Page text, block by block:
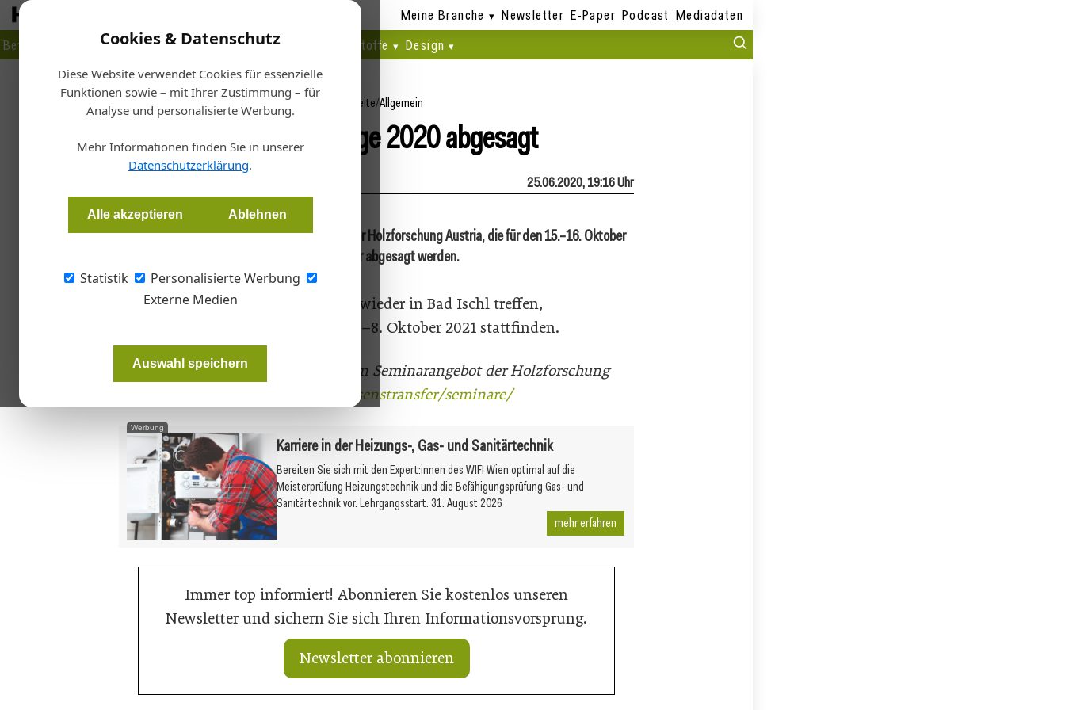
Cookies & Datenschutz
Diese Website verwendet Cookies für essenzielle
Funktionen sowie – mit Ihrer Zustimmung – für
Analyse und personalisierte Werbung.
Mehr Informationen finden Sie in unserer
Datenschutzerklärung.
Alle akzeptieren Ablehnen
Statistik
Personalisierte Werbung
Externe Medien
Auswahl speichern
Meine Branche Newsletter E-Paper Podcast Mediadaten
Betrieb
Planen Bauen Fertigen Bau- + Werkstoffe Design
Startseite/Allgemein
Holz_Haus_Tage 2020 abgesagt
25.06.2020, 19:16 Uhr
Coronabedingt müssen die Holz_Haus_Tage der Holzforschung Austria, die für den 15.–16. Oktober
2020 in Bad Ischl geplant waren, für dieses Jahr abgesagt werden.
Nächstes Jahr soll sich die Branche wieder in Bad Ischl treffen,
die Holz_Haus_Tage werden vom 7.–8. Oktober 2021 stattfinden.
Nähere Informationen zum aktuellen Seminarangebot der Holzforschung
www.holzforschung.at/wissenstransfer/seminare/
Werbung
Karriere in der Heizungs-, Gas- und Sanitärtechnik
Bereiten Sie sich mit den Expert:innen des WIFI Wien optimal auf die
Meisterprüfung Heizungstechnik und die Befähigungsprüfung Gas- und
Sanitärtechnik vor. Lehrgangsstart: 31. August 2026
mehr erfahren
Immer top informiert! Abonnieren Sie kostenlos unseren
Newsletter und sichern Sie sich Ihren Informationsvorsprung.
Newsletter abonnieren